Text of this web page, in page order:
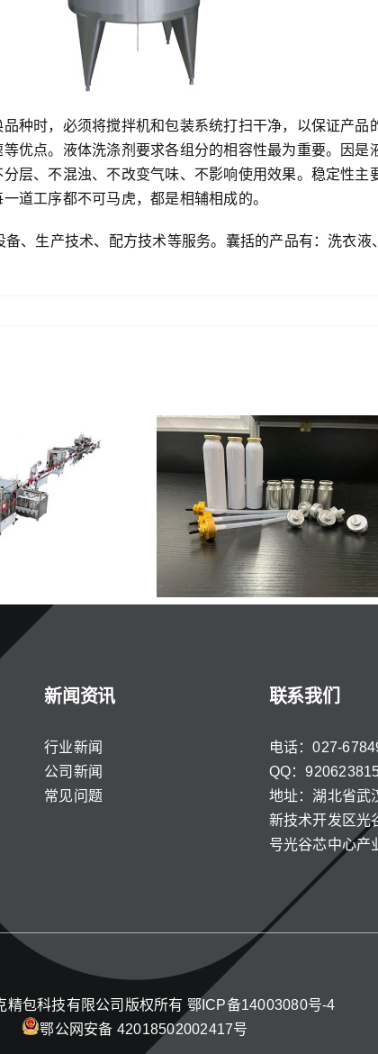
种时，必须将搅拌机和包装系统打扫干净，以保证产
优点。液体洗涤剂要求各组分的相容性最为重要。因
层、不混浊、不改变气味、不影响使用效果。稳定性主
道工序都不可马虎，都是相辅相成的。
、生产技术、配方技术等服务。囊括的产品有：洗衣
大封口工艺解析：内
外包封口适用场景全
梳理
二元气雾剂灌装机在多
用案例
新闻资讯
行业新闻
公司新闻
常见问题
联系我们
电话：027-
QQ：
地址：湖北省武
新技术开发区光
号光谷芯中心产
精包科技有限公司版权所有 鄂ICP备14003080号-4
鄂公网安备 42018502002417号